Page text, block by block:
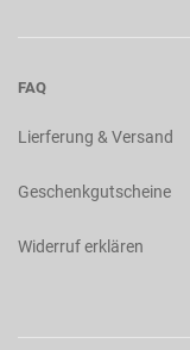
FAQ
Lierferung & Versand
Geschenkgutscheine
Widerruf erklären